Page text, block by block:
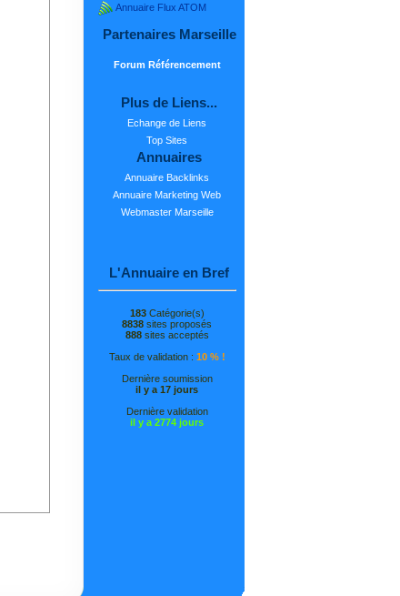
Annuaire Flux ATOM
Partenaires Marseille
Forum Référencement
Plus de Liens...
Echange de Liens
Top Sites
Annuaires
Annuaire Backlinks
Annuaire Marketing Web
Webmaster Marseille
L'Annuaire en Bref
183Catégorie(s)
8838 sites proposés
888sites acceptés
Taux de validation : 10 % !
Dernière soumission
il y a 17 jours
Dernière validation
il y a 2774 jours